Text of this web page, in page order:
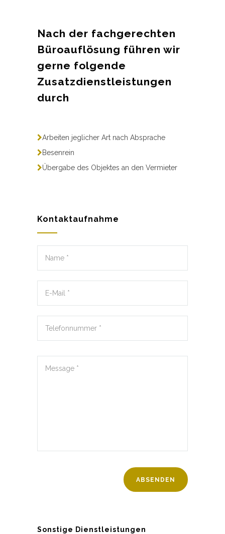
Nach der fachgerechten
Büroauflösung führen wir
gerne folgende
Zusatzdienstleistungen
durch
Arbeiten jeglicher Art nach Absprache
Besenrein
Übergabe des Objektes an den Vermieter
Kontaktaufnahme
Sonstige Dienstleistungen